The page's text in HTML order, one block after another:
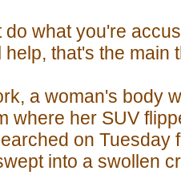
do what you're
help, that's the main
a woman's body
where her SUV
on Tuesday
into a swollen